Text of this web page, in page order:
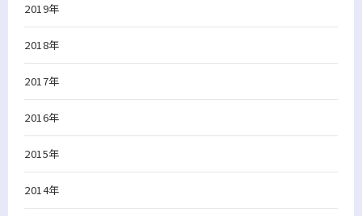
2019年
2018年
2017年
2016年
2015年
2014年